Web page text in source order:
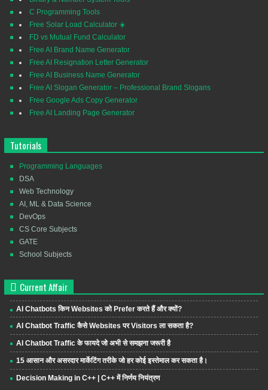
C Programming Tools
Free Solar Load Calculator ☀️
FD vs Mutual Fund Calculator
Free AI Brand Name Generator
Free AI Resignation Letter Generator
Free AI Business Name Generator
Free AI Slogan Generator – Professional Brand Slogans
Free Google Ads Copy Generator
Free AI Landing Page Generator
Tutorials
Programming Languages
DSA
Web Technology
AI, ML & Data Science
DevOps
CS Core Subjects
GATE
School Subjects
Current Affair
AI Chatbots किन Websites को Prefer करते हैं और क्यों?
AI Chatbot Traffic कैसे Websites पर Visitors ला सकता है?
AI Chatbot Traffic के फायदे जो अभी से समझना जरूरी है
15 आसान और असरदार मार्केटिंग तरीके जो हर कोई इस्तेमाल कर सकता है।
Decision Making in C++ | C++ में निर्णय नियंत्रण